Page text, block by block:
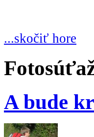
...skočiť hore
A bude